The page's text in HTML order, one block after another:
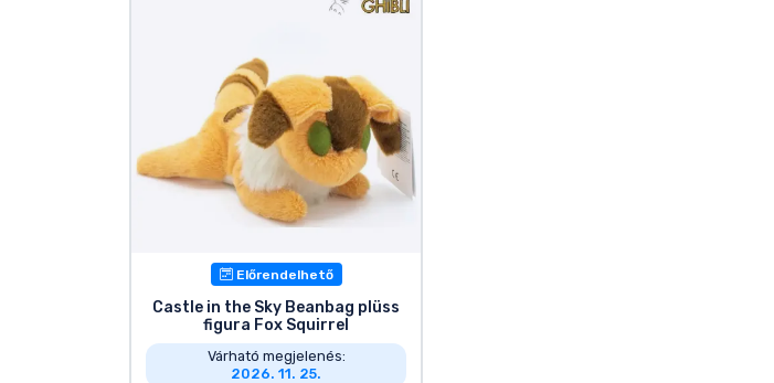
Előrendelhető
Castle in the Sky Beanbag plüss
figura Fox Squirrel
Várható megjelenés:
2026. 11. 25.
Sorozatos cuccok
Filmes cuccok
Gamer cuccok